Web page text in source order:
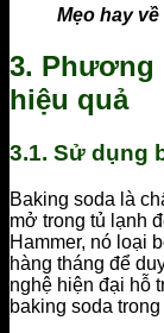
Mẹo hay
3. Phương
hiệu quả
3.1. Sử dụng
Baking soda là
mở trong tủ lạnh
Hammer, nó loại
hàng tháng để
nghệ hiện đại hỗ
baking soda